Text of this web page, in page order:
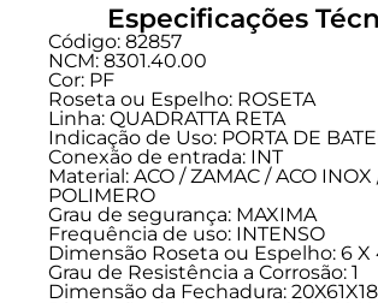
Especificações
Código: 82857
NCM: 8301.40.00
Cor: PF
Roseta ou Espelho: ROSETA
Linha: QUADRATTA RETA
Indicação de Uso: PORTA DE
Conexão de entrada: INT
Material: ACO / ZAMAC / ACO INOX
POLIMERO
Grau de segurança: MAXIMA
Frequência de uso: INTENSO
Dimensão Roseta ou Espelho: 6 X
Grau de Resistência a Corrosão: 1
Dimensão da Fechadura: